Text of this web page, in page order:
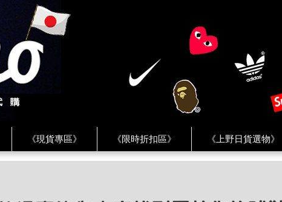
《現貨專區》 《限時折扣區》 《上野日貨選物》
《FREAK'S STORE》 《HUMAN MADE》 《Levi’s》